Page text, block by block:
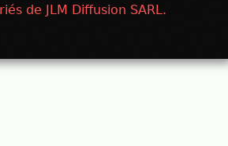
de JLM Diffusion SARL.